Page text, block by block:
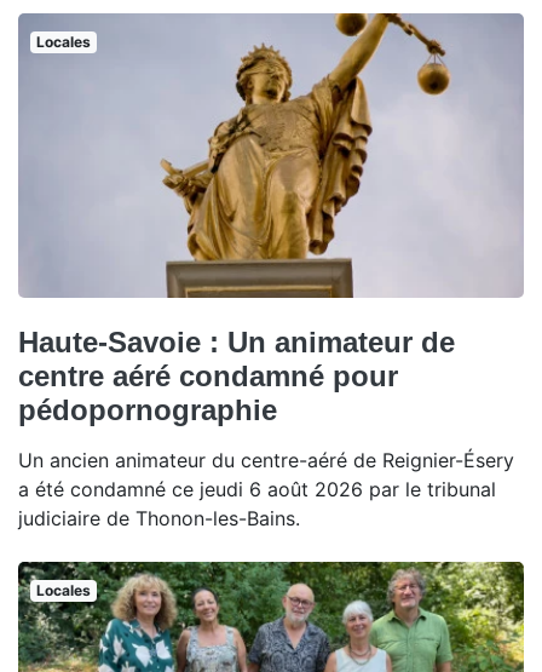
Locales
Haute-Savoie : Un animateur de
centre aéré condamné pour
pédopornographie
Un ancien animateur du centre-aéré de Reignier-Ésery
a été condamné ce jeudi 6 août 2026 par le tribunal
judiciaire de Thonon-les-Bains.
Locales